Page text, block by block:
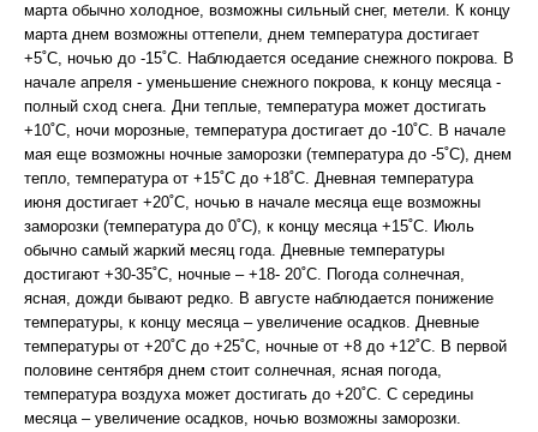
марта обычно холодное, возможны сильный снег, метели. К концу
марта днем возможны оттепели, днем температура достигает
+5˚С, ночью до -15˚С. Наблюдается оседание снежного покрова. В
начале апреля - уменьшение снежного покрова, к концу месяца -
полный сход снега. Дни теплые, температура может достигать
+10˚С, ночи морозные, температура достигает до -10˚С. В начале
мая еще возможны ночные заморозки (температура до -5˚С), днем
тепло, температура от +15˚С до +18˚С. Дневная температура
июня достигает +20˚С, ночью в начале месяца еще возможны
заморозки (температура до 0˚С), к концу месяца +15˚С. Июль
обычно самый жаркий месяц года. Дневные температуры
достигают +30-35˚С, ночные – +18- 20˚С. Погода солнечная,
ясная, дожди бывают редко. В августе наблюдается понижение
температуры, к концу месяца – увеличение осадков. Дневные
температуры от +20˚С до +25˚С, ночные от +8 до +12˚С. В первой
половине сентября днем стоит солнечная, ясная погода,
температура воздуха может достигать до +20˚С. С середины
месяца – увеличение осадков, ночью возможны заморозки.